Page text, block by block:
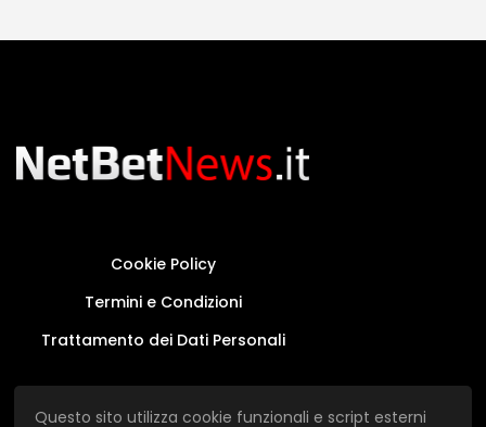
Questo sito utilizza cookie funzionali e script esterni
Cookie Policy
Termini e Condizioni
Trattamento dei Dati Personali
Questo sito non rappresenta una testata